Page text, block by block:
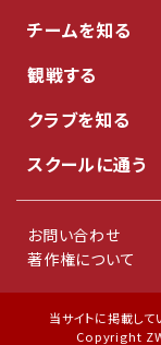
チームを知る
観戦する
クラブを知る
スクールに通う
お問い合わせ
著作権について
当サイトに掲載して
Copyright